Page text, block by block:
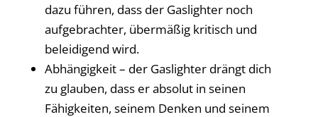
dazu führen, dass der Gaslighter noch
aufgebrachter, übermäßig kritisch und
beleidigend wird.
Abhängigkeit – der Gaslighter drängt dich
zu glauben, dass er absolut in seinen
Fähigkeiten, seinem Denken und seinem